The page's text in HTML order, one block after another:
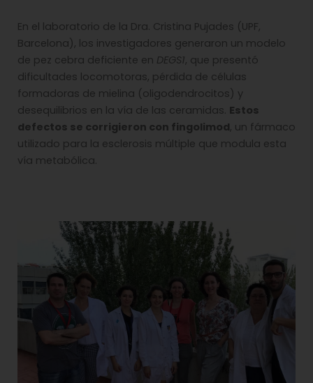
En el laboratorio de la Dra. Cristina Pujades (UPF,
Barcelona), los investigadores generaron un modelo
de pez cebra deficiente en DEGS1, que presentó
dificultades locomotoras, pérdida de células
formadoras de mielina (oligodendrocitos) y
desequilibrios en la vía de las ceramidas. Estos
defectos se corrigieron con fingolimod, un fármaco
utilizado para la esclerosis múltiple que modula esta
vía metabólica.